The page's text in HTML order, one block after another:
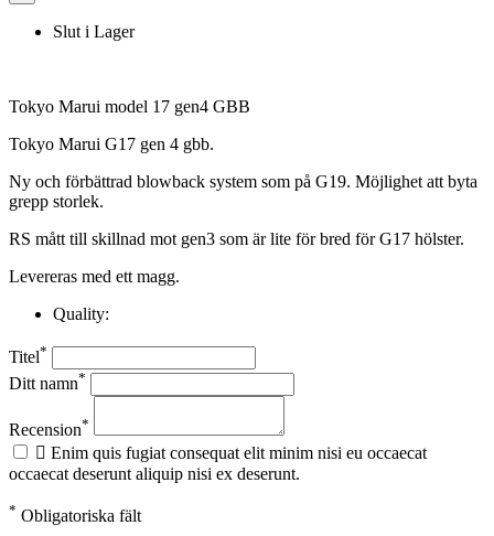
Slut i Lager
Tokyo Marui model 17 gen4 GBB
Tokyo Marui G17 gen 4 gbb.
Ny och förbättrad blowback system som på G19. Möjlighet att byta
grepp storlek.
RS mått till skillnad mot gen3 som är lite för bred för G17 hölster.
Levereras med ett magg.
Quality:
Titel*
Ditt namn*
Recension*
 Enim quis fugiat consequat elit minim nisi eu occaecat
occaecat deserunt aliquip nisi ex deserunt.
* Obligatoriska fält